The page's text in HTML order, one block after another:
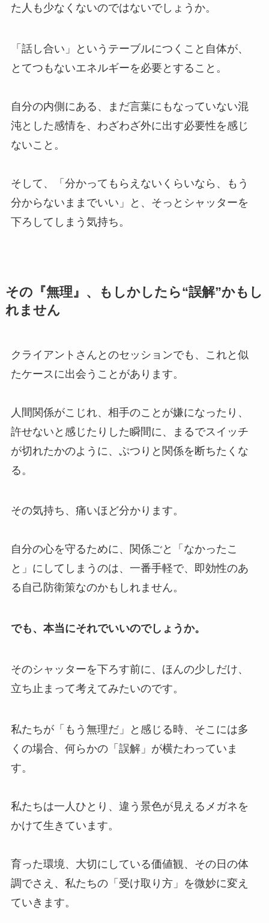
た人も少なくないのではないでしょうか。
「話し合い」というテーブルにつくこと自体が、
とてつもないエネルギーを必要とすること。
自分の内側にある、まだ言葉にもなっていない混
沌とした感情を、わざわざ外に出す必要性を感じ
ないこと。
そして、「分かってもらえないくらいなら、もう
分からないままでいい」と、そっとシャッターを
下ろしてしまう気持ち。
その『無理』、もしかしたら“誤解”かもし
れません
クライアントさんとのセッションでも、これと似
たケースに出会うことがあります。
人間関係がこじれ、相手のことが嫌になったり、
許せないと感じたりした瞬間に、まるでスイッチ
が切れたかのように、ぷつりと関係を断ちたくな
る。
その気持ち、痛いほど分かります。
自分の心を守るために、関係ごと「なかったこ
と」にしてしまうのは、一番手軽で、即効性のあ
る自己防衛策なのかもしれません。
でも、本当にそれでいいのでしょうか。
そのシャッターを下ろす前に、ほんの少しだけ、
立ち止まって考えてみたいのです。
私たちが「もう無理だ」と感じる時、そこには多
くの場合、何らかの「誤解」が横たわっていま
す。
私たちは一人ひとり、違う景色が見えるメガネを
かけて生きています。
育った環境、大切にしている価値観、その日の体
調でさえ、私たちの「受け取り方」を微妙に変え
ていきます。